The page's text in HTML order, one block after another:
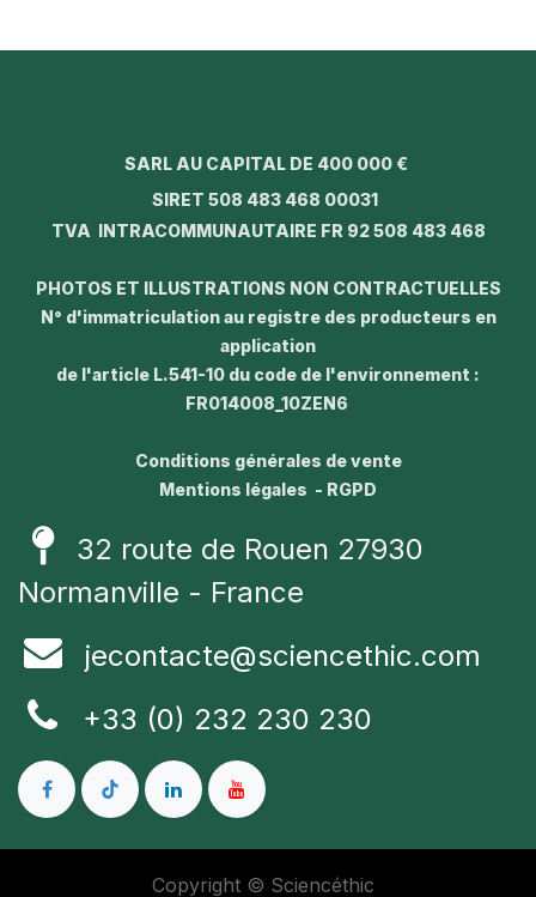
SARL AU CAPITAL DE 400 000 €
SIRET 508 483 468 00031
TVA INTRACOMMUNAUTAIRE FR 92 508 483 468
PHOTOS ET ILLUSTRATIONS NON CONTRACTUELLES
N° d'immatriculation au registre des producteurs en
application
de l'article L.541-10 du code de l'environnement :
FR014008_10ZEN6
Conditions générales de vente
Mentions légales - RGPD
32 route de Rouen 27930
Normanville - France
jecontacte@sciencethic.com
+33 (0) 232 230 230
Copyright © Sciencéthic